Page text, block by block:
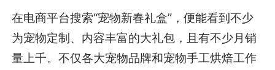
在电商平台搜索“宠物新春礼盒”，便能看到不少
为宠物定制、内容丰富的大礼包，且有不少月销
量上千。不仅各大宠物品牌和宠物手工烘焙工作